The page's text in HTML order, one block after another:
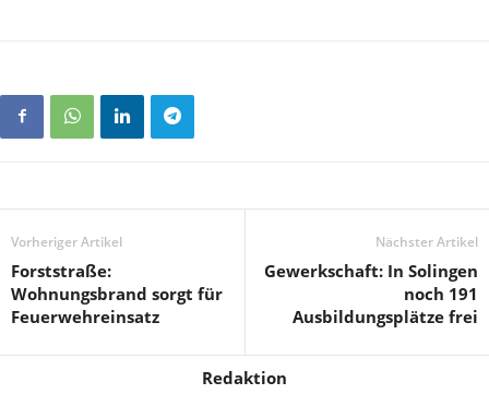
Vorheriger Artikel
Forststraße:
Wohnungsbrand sorgt für
Feuerwehreinsatz
Nächster Artikel
Gewerkschaft: In Solingen
noch 191
Ausbildungsplätze frei
Redaktion